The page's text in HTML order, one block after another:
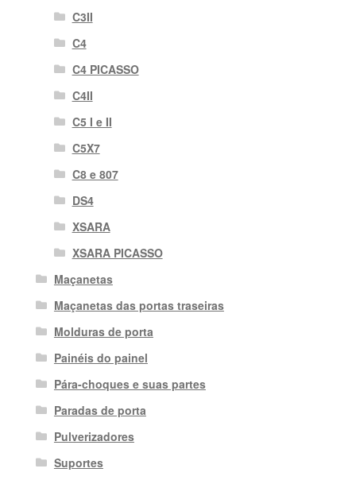
C3II
C4
C4 PICASSO
C4II
C5 I e II
C5X7
C8 e 807
DS4
XSARA
XSARA PICASSO
Maçanetas
Maçanetas das portas traseiras
Molduras de porta
Painéis do painel
Pára-choques e suas partes
Paradas de porta
Pulverizadores
Suportes